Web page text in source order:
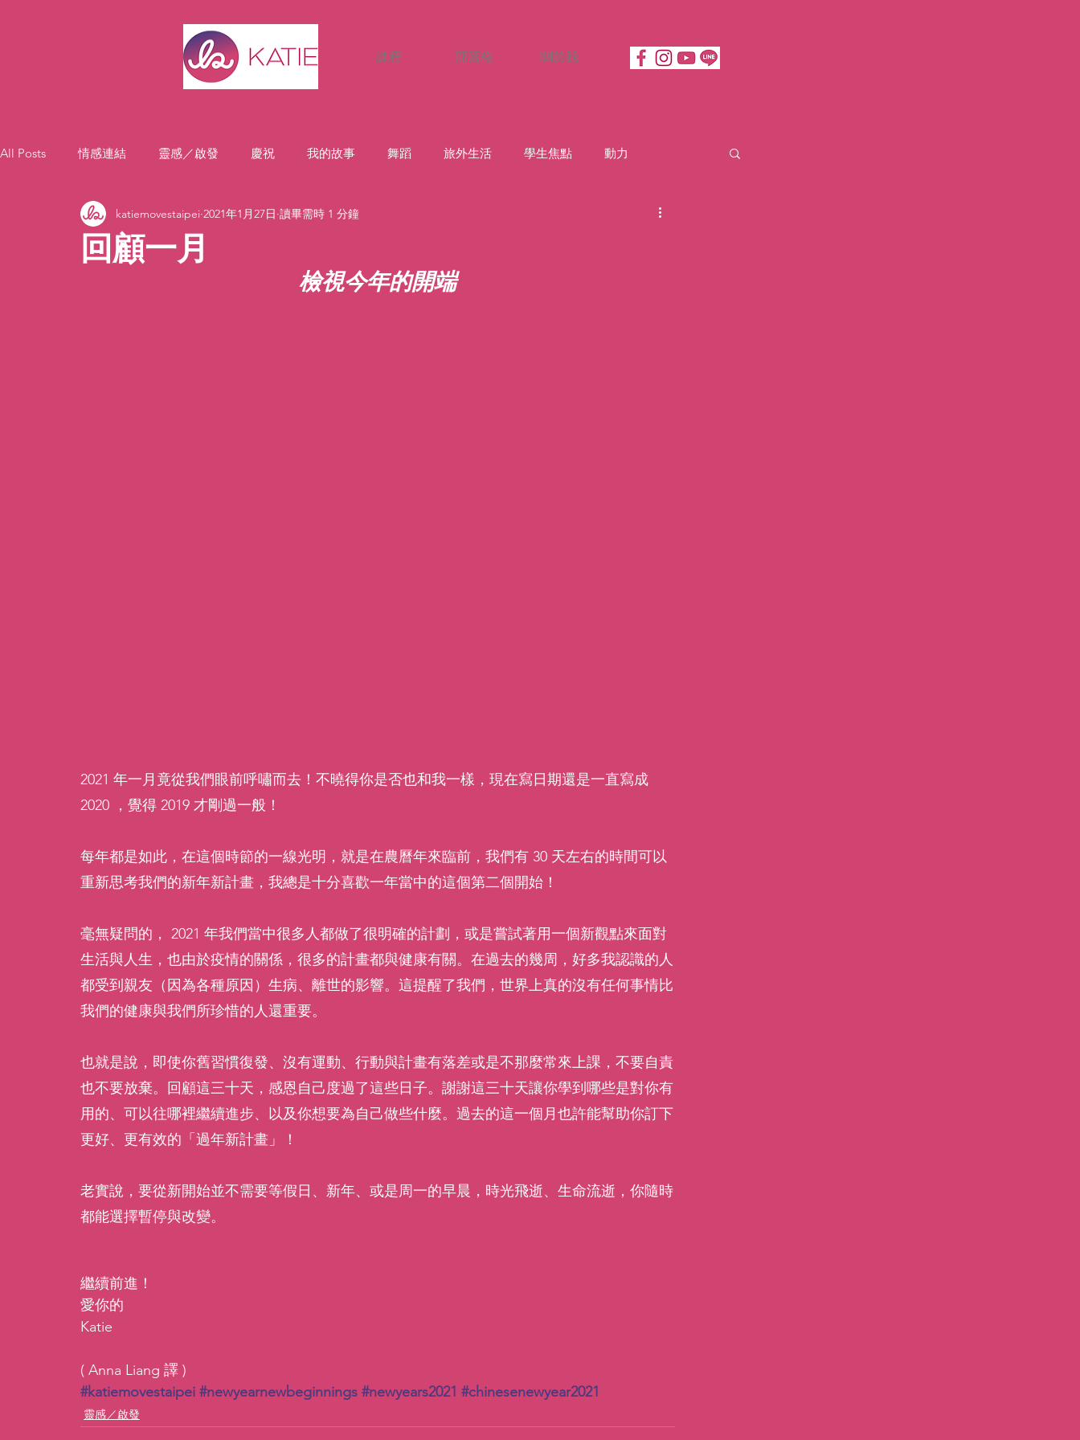
課程 部落格 關於我
All Posts 情感連結 靈感／啟發 慶祝 我的故事 舞蹈 旅外生活 學生焦點 動力
回顧一月
katiemovestaipei 2021年1月27日 讀畢需時 1 分鐘
檢視今年的開端
2021 年一月竟從我們眼前呼嘯而去！不曉得你是否也和我一樣，現在寫日期還是一直寫成
2020 ，覺得 2019 才剛過一般！
每年都是如此，在這個時節的一線光明，就是在農曆年來臨前，我們有 30 天左右的時間可以
重新思考我們的新年新計畫，我總是十分喜歡一年當中的這個第二個開始！
毫無疑問的， 2021 年我們當中很多人都做了很明確的計劃，或是嘗試著用一個新觀點來面對
生活與人生，也由於疫情的關係，很多的計畫都與健康有關。在過去的幾周，好多我認識的人
都受到親友（因為各種原因）生病、離世的影響。這提醒了我們，世界上真的沒有任何事情比
我們的健康與我們所珍惜的人還重要。
也就是說，即使你舊習慣復發、沒有運動、行動與計畫有落差或是不那麼常來上課，不要自責
也不要放棄。回顧這三十天，感恩自己度過了這些日子。謝謝這三十天讓你學到哪些是對你有
用的、可以往哪裡繼續進步、以及你想要為自己做些什麼。過去的這一個月也許能幫助你訂下
更好、更有效的「過年新計畫」！
老實說，要從新開始並不需要等假日、新年、或是周一的早晨，時光飛逝、生命流逝，你隨時
都能選擇暫停與改變。
繼續前進！
愛你的
Katie
( Anna Liang 譯 )
#katiemovestaipei #newyearnewbeginnings #newyears2021 #chinesenewyear2021
靈感／啟發